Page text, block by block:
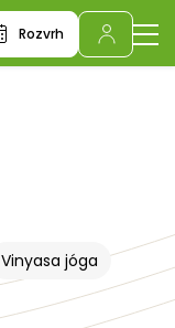
Rozvrh
Vinyasa jóga